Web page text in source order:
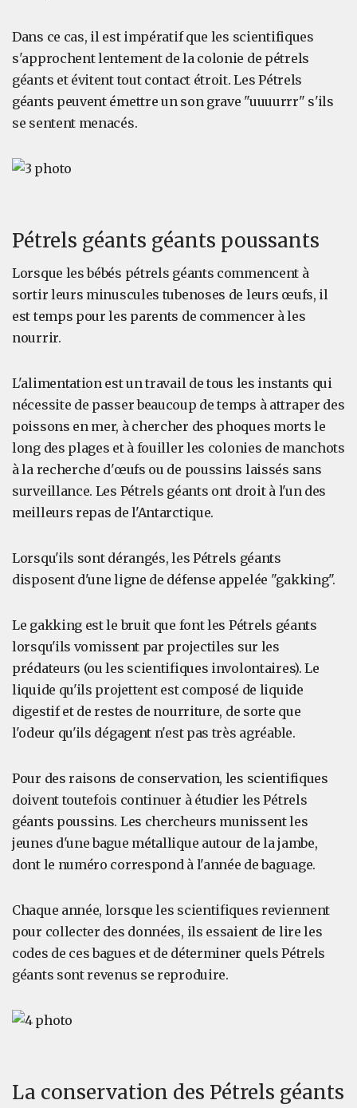
Dans ce cas, il est impératif que les scientifiques
s'approchent lentement de la colonie de pétrels
géants et évitent tout contact étroit. Les Pétrels
géants peuvent émettre un son grave "uuuurrr" s'ils
se sentent menacés.
Pétrels géants géants poussants
Lorsque les bébés pétrels géants commencent à
sortir leurs minuscules tubenoses de leurs œufs, il
est temps pour les parents de commencer à les
nourrir.
L'alimentation est un travail de tous les instants qui
nécessite de passer beaucoup de temps à attraper des
poissons en mer, à chercher des phoques morts le
long des plages et à fouiller les colonies de manchots
à la recherche d'œufs ou de poussins laissés sans
surveillance. Les Pétrels géants ont droit à l'un des
meilleurs repas de l'Antarctique.
Lorsqu'ils sont dérangés, les Pétrels géants
disposent d'une ligne de défense appelée "gakking".
Le gakking est le bruit que font les Pétrels géants
lorsqu'ils vomissent par projectiles sur les
prédateurs (ou les scientifiques involontaires). Le
liquide qu'ils projettent est composé de liquide
digestif et de restes de nourriture, de sorte que
l'odeur qu'ils dégagent n'est pas très agréable.
Pour des raisons de conservation, les scientifiques
doivent toutefois continuer à étudier les Pétrels
géants poussins. Les chercheurs munissent les
jeunes d'une bague métallique autour de la jambe,
dont le numéro correspond à l'année de baguage.
Chaque année, lorsque les scientifiques reviennent
pour collecter des données, ils essaient de lire les
codes de ces bagues et de déterminer quels Pétrels
géants sont revenus se reproduire.
La conservation des Pétrels géants